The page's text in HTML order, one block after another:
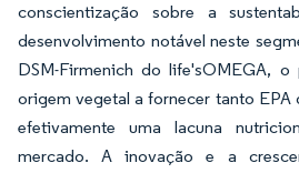
conscientização sobre a
desenvolvimento notável neste
DSM-Firmenich do life'sOMEGA,
origem vegetal a fornecer tanto
efetivamente uma lacuna
mercado. A inovação e a